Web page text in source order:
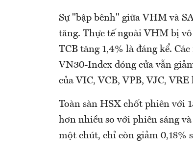
Sự "bập bênh" giữa VHM và
tăng. Thực tế ngoài VHM bị
TCB tăng 1,4% là đáng kể.
VN30-Index đóng cửa vẫn
của VIC, VCB, VPB, VJC,
Toàn sàn HSX chốt phiên với
hơn nhiều so với phiên sáng
một chút, chỉ còn giảm 0,18%